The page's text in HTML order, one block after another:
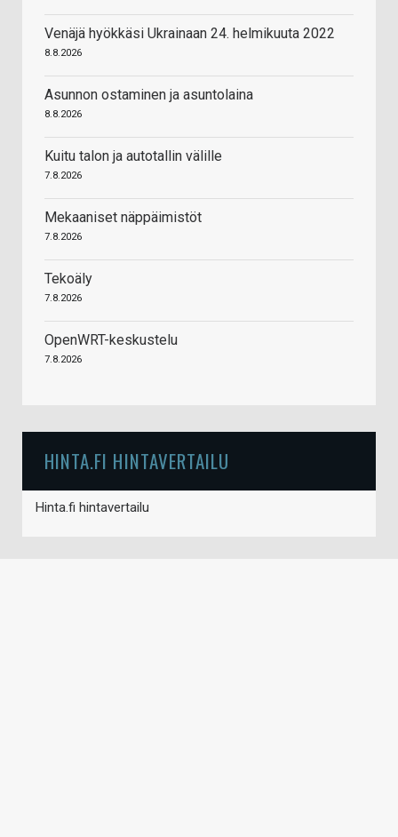
Venäjä hyökkäsi Ukrainaan 24. helmikuuta 2022
8.8.2026
Asunnon ostaminen ja asuntolaina
8.8.2026
Kuitu talon ja autotallin välille
7.8.2026
Mekaaniset näppäimistöt
7.8.2026
Tekoäly
7.8.2026
OpenWRT-keskustelu
7.8.2026
HINTA.FI HINTAVERTAILU
Hinta.fi hintavertailu